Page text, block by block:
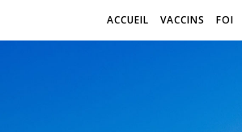
ACCUEIL VACCINS FOI